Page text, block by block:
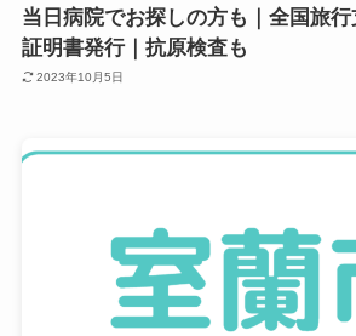
当日病院でお探しの方も｜全国旅
証明書発行｜抗原検査も
2023年10月5日